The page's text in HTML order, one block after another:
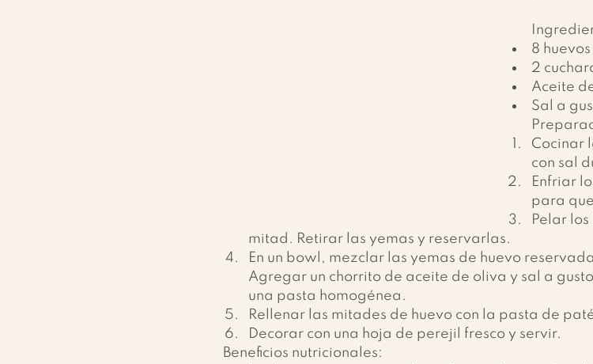
8
2
Aceite
Sal a
Cocinar
con sal
Enfriar
para
Pelar
mitad. Retirar las yemas y reservarlas.
En un bowl, mezclar las yemas de huevo
Agregar un chorrito de aceite de oliva y sal a
una pasta homogénea.
Rellenar las mitades de huevo con la pasta de
Decorar con una hoja de perejil fresco y servir.
Beneficios nutricionales: